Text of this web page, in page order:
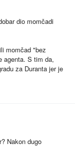
dio momčadi
momčad "bez
agenta. S tim da,
za Duranta jer je
Nakon dugo